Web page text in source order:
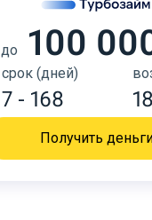
до 100
срок (дней)
7 - 168
Получить